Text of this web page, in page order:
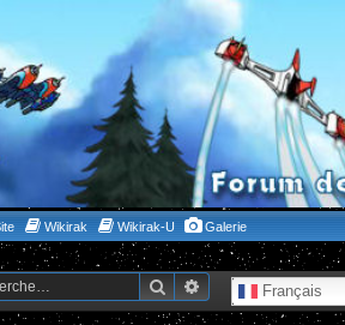
Wikirak Wikirak-U Galerie
Français
RechercherRecherche avancée